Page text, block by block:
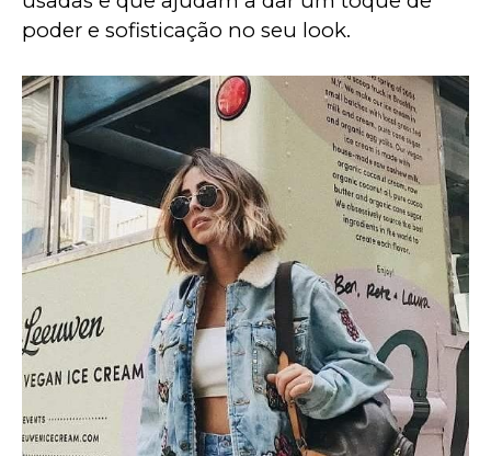
poder e sofisticação no seu look.